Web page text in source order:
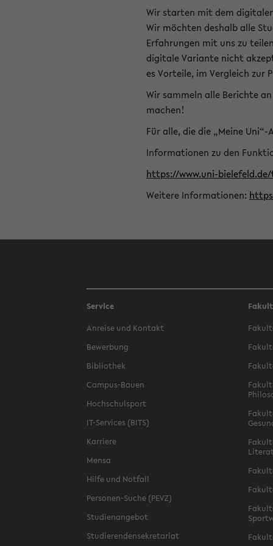
Wir starten mit dem
Wir möchten deshalb alle
Erfahrungen mit uns zu
digitale Variante nicht
es Vorteile, im Vergleich zur
Wir sammeln alle Berichte
machen!
Für alle, die die „Meine
Informationen zu den
https://www.uni-
Weitere Informationen:
Service
Anreise und Kontakt
Bewerbung
Bibliothek
Campus-Bauen
Hochschulsport
IT-Services (BITS)
Karriere
Mensa
Hilfe und Notfall
Personen-Suche (PEVZ)
Studienangebot
Studierendensekretariat